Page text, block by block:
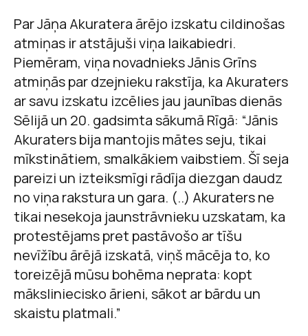
Par Jāņa Akuratera ārējo izskatu cildinošas
atmiņas ir atstājuši viņa laikabiedri.
Piemēram, viņa novadnieks Jānis Grīns
atmiņās par dzejnieku rakstīja, ka Akuraters
ar savu izskatu izcēlies jau jaunības dienās
Sēlijā un 20. gadsimta sākumā Rīgā: “Jānis
Akuraters bija mantojis mātes seju, tikai
mīkstinātiem, smalkākiem vaibstiem. Šī seja
pareizi un izteiksmīgi rādīja diezgan daudz
no viņa rakstura un gara. (..) Akuraters ne
tikai nesekoja jaunstrāvnieku uzskatam, ka
protestējams pret pastāvošo ar tīšu
nevīžību ārējā izskatā, viņš mācēja to, ko
toreizējā mūsu bohēma neprata: kopt
māksliniecisko ārieni, sākot ar bārdu un
skaistu platmali.”